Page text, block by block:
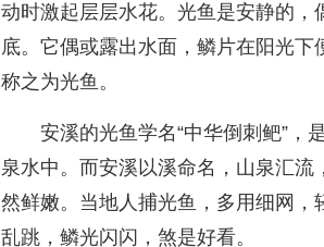
动时激起层层水花。光鱼是安静的
底。它偶或露出水面，鳞片在阳光
称之为光鱼。
安溪的光鱼学名“中华倒刺鲃”，
泉水中。而安溪以溪命名，山泉汇
然鲜嫩。当地人捕光鱼，多用细网
乱跳，鳞光闪闪，煞是好看。